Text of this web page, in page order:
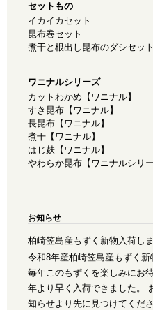
セットもの
イカイカセット
昆布巻セット
煮干と根出し昆布のダシセット
ワニナルシリーズ
カットわかめ【ワニナル】
すき昆布【ワニナル】
長昆布【ワニナル】
煮干【ワニナル】
はじ麸【ワニナル】
やわらか昆布【ワニナルシリー
お知らせ
柏崎笠島産もずく新物入荷し
令和8年産柏崎笠島産もずく新
毎年このもずくを楽しみにお
年より早く入荷できました。
知らせより先に見つけてくだ